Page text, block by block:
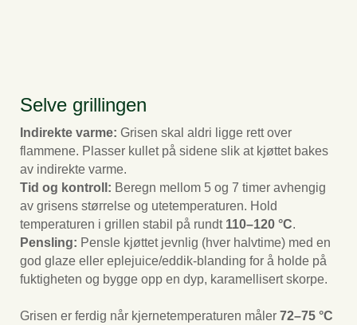
Selve grillingen
Indirekte varme: Grisen skal aldri ligge rett over
flammene. Plasser kullet på sidene slik at kjøttet bakes
av indirekte varme.
Tid og kontroll: Beregn mellom 5 og 7 timer avhengig
av grisens størrelse og utetemperaturen. Hold
temperaturen i grillen stabil på rundt 110–120 °C.
Pensling: Pensle kjøttet jevnlig (hver halvtime) med en
god glaze eller eplejuice/eddik-blanding for å holde på
fuktigheten og bygge opp en dyp, karamellisert skorpe.
Grisen er ferdig når kjernetemperaturen måler 72–75 °C